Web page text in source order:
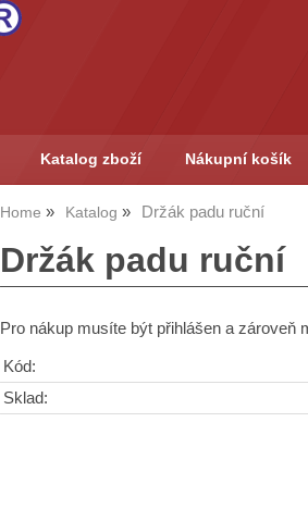
Katalog zboží Nákupní košík
Home Katalog Držák padu ruční
Držák padu ruční
Pro nákup musíte být přihlášen a zároveň
Kód:
Sklad: